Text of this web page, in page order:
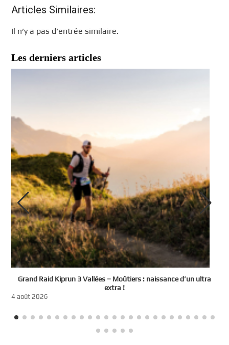
Articles Similaires:
Il n’y a pas d’entrée similaire.
Les derniers articles
Grand Raid Kiprun 3 Vallées – Moûtiers : naissance d’un ultra
extra !
4 août 2026